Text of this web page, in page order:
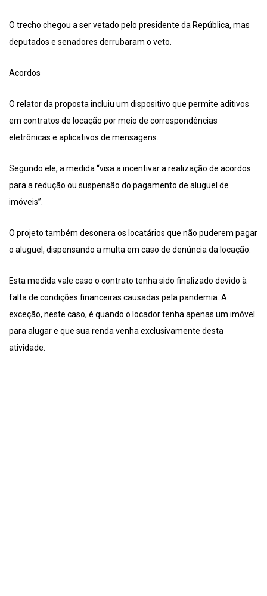
O trecho chegou a ser vetado pelo presidente da República, mas
deputados e senadores derrubaram o veto.
Acordos
O relator da proposta incluiu um dispositivo que permite aditivos
em contratos de locação por meio de correspondências
eletrônicas e aplicativos de mensagens.
Segundo ele, a medida “visa a incentivar a realização de acordos
para a redução ou suspensão do pagamento de aluguel de
imóveis”.
O projeto também desonera os locatários que não puderem pagar
o aluguel, dispensando a multa em caso de denúncia da locação.
Esta medida vale caso o contrato tenha sido finalizado devido à
falta de condições financeiras causadas pela pandemia. A
exceção, neste caso, é quando o locador tenha apenas um imóvel
para alugar e que sua renda venha exclusivamente desta
atividade.